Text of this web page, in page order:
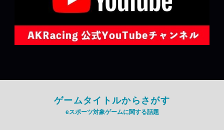
ゲームタイトルからさがす
eスポーツ対象ゲームに関する話題